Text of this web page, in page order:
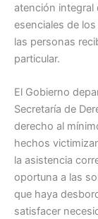
atención integral
esenciales de
las personas
particular.
El Gobierno
Secretaría de
derecho al
hechos
la asistencia
oportuna a las
que haya
satisfacer